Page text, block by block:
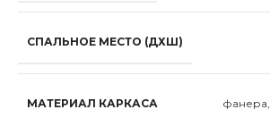
СПАЛЬНОЕ МЕСТО (ДХШ)
МАТЕРИАЛ КАРКАСА